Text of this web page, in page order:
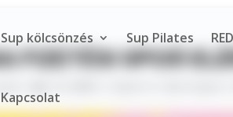
Sup kölcsönzés Sup Pilates
Kapcsolat
FIZETÉSI OPCIÓ